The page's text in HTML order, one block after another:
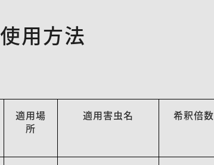
用方法
適用場
所
適用害虫名 希釈倍数